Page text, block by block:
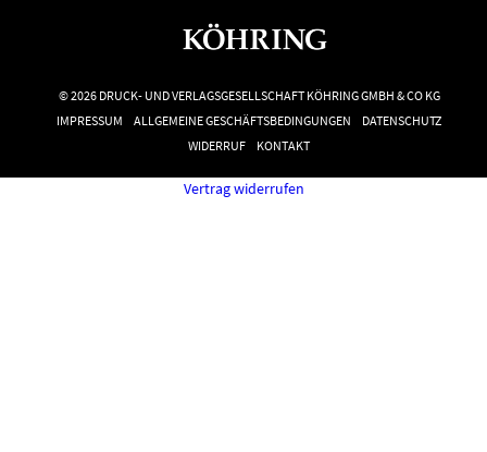
© 2026 DRUCK- UND VERLAGSGESELLSCHAFT KÖHRING GMBH & CO KG
IMPRESSUM
ALLGEMEINE GESCHÄFTSBEDINGUNGEN
DATENSCHUTZ
WIDERRUF
KONTAKT
Vertrag widerrufen